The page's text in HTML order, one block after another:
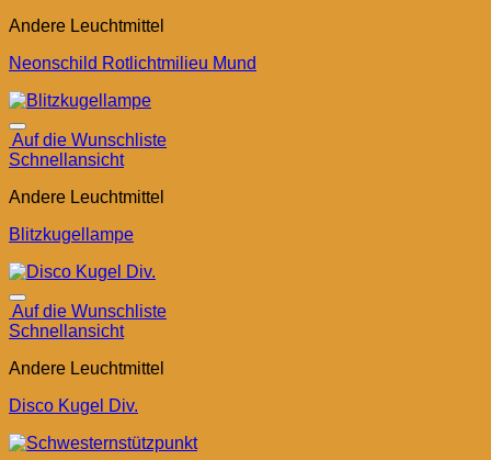
Andere Leuchtmittel
Neonschild Rotlichtmilieu Mund
Auf die Wunschliste
Schnellansicht
Andere Leuchtmittel
Blitzkugellampe
Auf die Wunschliste
Schnellansicht
Andere Leuchtmittel
Disco Kugel Div.